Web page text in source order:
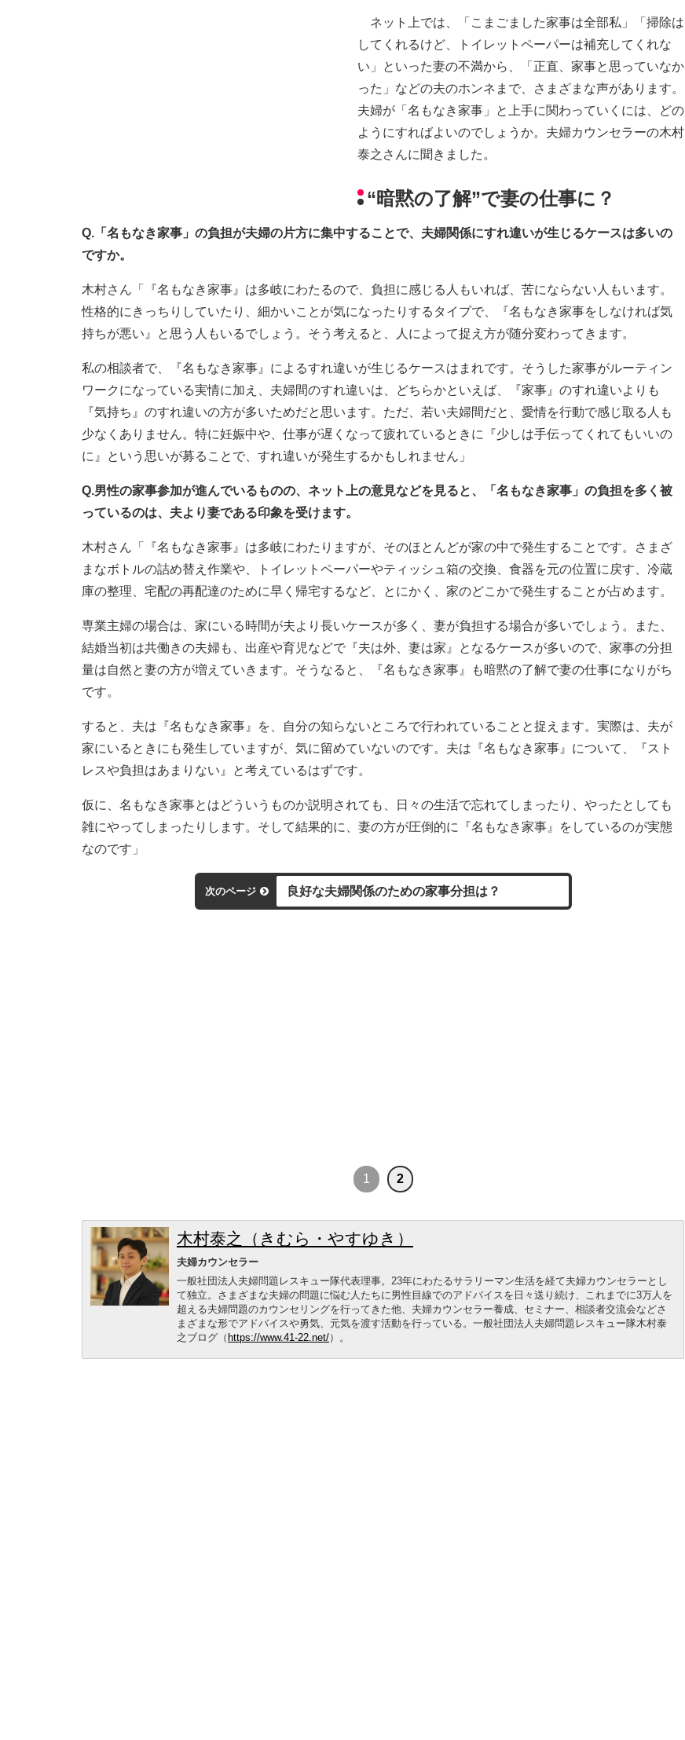
ネット上では、「こまごました家事は全部私」「掃除は
してくれるけど、トイレットペーパーは補充してくれな
い」といった妻の不満から、「正直、家事と思っていなか
った」などの夫のホンネまで、さまざまな声があります。
夫婦が「名もなき家事」と上手に関わっていくには、どの
ようにすればよいのでしょうか。夫婦カウンセラーの木村
泰之さんに聞きました。
“暗黙の了解”で妻の仕事に？
Q.「名もなき家事」の負担が夫婦の片方に集中することで、夫婦関係にすれ違いが生じるケースは多いの
ですか。
木村さん「『名もなき家事』は多岐にわたるので、負担に感じる人もいれば、苦にならない人もいます。
性格的にきっちりしていたり、細かいことが気になったりするタイプで、『名もなき家事をしなければ気
持ちが悪い』と思う人もいるでしょう。そう考えると、人によって捉え方が随分変わってきます。
私の相談者で、『名もなき家事』によるすれ違いが生じるケースはまれです。そうした家事がルーティン
ワークになっている実情に加え、夫婦間のすれ違いは、どちらかといえば、『家事』のすれ違いよりも
『気持ち』のすれ違いの方が多いためだと思います。ただ、若い夫婦間だと、愛情を行動で感じ取る人も
少なくありません。特に妊娠中や、仕事が遅くなって疲れているときに『少しは手伝ってくれてもいいの
に』という思いが募ることで、すれ違いが発生するかもしれません」
Q.男性の家事参加が進んでいるものの、ネット上の意見などを見ると、「名もなき家事」の負担を多く被
っているのは、夫より妻である印象を受けます。
木村さん「『名もなき家事』は多岐にわたりますが、そのほとんどが家の中で発生することです。さまざ
まなボトルの詰め替え作業や、トイレットペーパーやティッシュ箱の交換、食器を元の位置に戻す、冷蔵
庫の整理、宅配の再配達のために早く帰宅するなど、とにかく、家のどこかで発生することが占めます。
専業主婦の場合は、家にいる時間が夫より長いケースが多く、妻が負担する場合が多いでしょう。また、
結婚当初は共働きの夫婦も、出産や育児などで『夫は外、妻は家』となるケースが多いので、家事の分担
量は自然と妻の方が増えていきます。そうなると、『名もなき家事』も暗黙の了解で妻の仕事になりがち
です。
すると、夫は『名もなき家事』を、自分の知らないところで行われていることと捉えます。実際は、夫が
家にいるときにも発生していますが、気に留めていないのです。夫は『名もなき家事』について、『スト
レスや負担はあまりない』と考えているはずです。
仮に、名もなき家事とはどういうものか説明されても、日々の生活で忘れてしまったり、やったとしても
雑にやってしまったりします。そして結果的に、妻の方が圧倒的に『名もなき家事』をしているのが実態
なのです」
次のページ 良好な夫婦関係のための家事分担は？
1 2
木村泰之（きむら・やすゆき）
夫婦カウンセラー
一般社団法人夫婦問題レスキュー隊代表理事。23年にわたるサラリーマン生活を経て夫婦カウンセラーとし
て独立。さまざまな夫婦の問題に悩む人たちに男性目線でのアドバイスを日々送り続け、これまでに3万人を
超える夫婦問題のカウンセリングを行ってきた他、夫婦カウンセラー養成、セミナー、相談者交流会などさ
まざまな形でアドバイスや勇気、元気を渡す活動を行っている。一般社団法人夫婦問題レスキュー隊木村泰
之ブログ（ https://www.41-22.net/）。